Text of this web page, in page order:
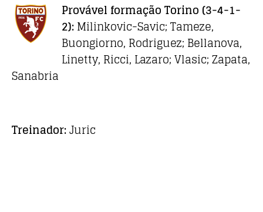
Provável formação Torino (3-4-1-
2):Milinkovic-Savic; Tameze,
Buongiorno, Rodriguez; Bellanova,
Linetty, Ricci, Lazaro; Vlasic; Zapata,
Sanabria
Treinador:Juric